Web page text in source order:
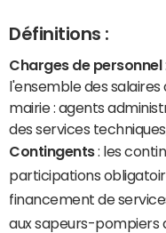
Définitions :
Charges de personnel
l'ensemble des
mairie : agents
des services
Contingents: les
participations
financement de
aux sapeurs-pompiers